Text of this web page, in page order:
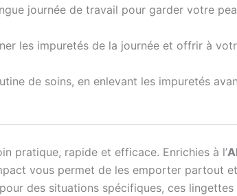
journée de travail pour garder votre
les impuretés de la journée et offrir à
de soins, en enlevant les impuretés
pratique, rapide et efficace. Enrichies à l’
vous permet de les emporter partout
des situations spécifiques, ces lingettes